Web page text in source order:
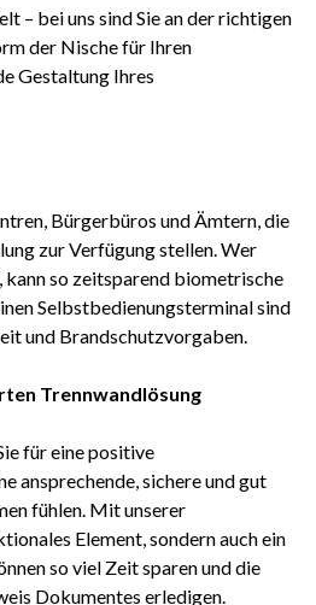
– bei uns sind Sie an der richtigen
der Nische für Ihren
Gestaltung Ihres
Bürgerbüros und Ämtern, die
zur Verfügung stellen. Wer
kann so zeitsparend biometrische
Selbstbedienungsterminal sind
und Brandschutzvorgaben.
Trennwandlösung
für eine positive
ansprechende, sichere und gut
fühlen. Mit unserer
Element, sondern auch ein
so viel Zeit sparen und die
Dokumentes erledigen.